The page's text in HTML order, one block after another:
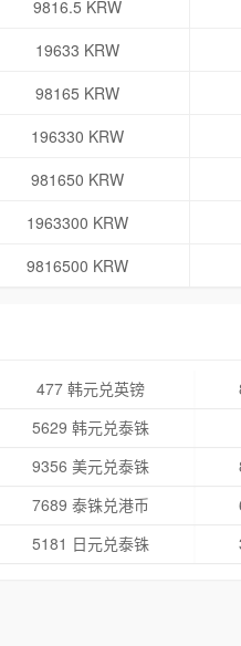
9816.5 KRW
19633 KRW
98165 KRW
196330 KRW
981650 KRW
1963300 KRW
9816500 KRW
477 韩元兑英镑
5629 韩元兑泰铢
9356 美元兑泰铢
7689 泰铢兑港币
5181 日元兑泰铢